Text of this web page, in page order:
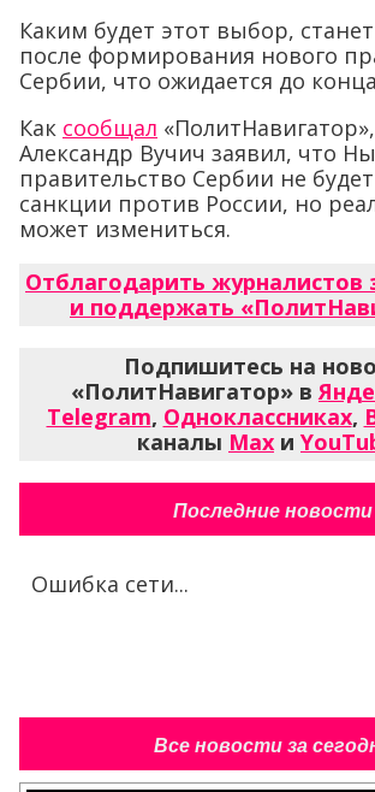
Каким будет этот выбор,
после формирования нового
Сербии, что ожидается до
Как сообщал
Александр Вучич заявил, что
правительство Сербии не
санкции против России, но
может измениться.
Отблагодарить журналистов
и поддержать
Подпишитесь на
«ПолитНавигатор» в
Telegram, Одноклассниках,
каналы Max и
Последние новости
Ошибка сети...
Все новости за